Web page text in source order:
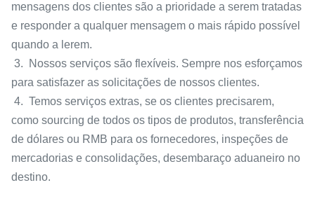
mensagens dos clientes são a prioridade a serem tratadas
e responder a qualquer mensagem o mais rápido possível
quando a lerem.
3. Nossos serviços são flexíveis. Sempre nos esforçamos
para satisfazer as solicitações de nossos clientes.
4. Temos serviços extras, se os clientes precisarem,
como sourcing de todos os tipos de produtos, transferência
de dólares ou RMB para os fornecedores, inspeções de
mercadorias e consolidações, desembaraço aduaneiro no
destino.